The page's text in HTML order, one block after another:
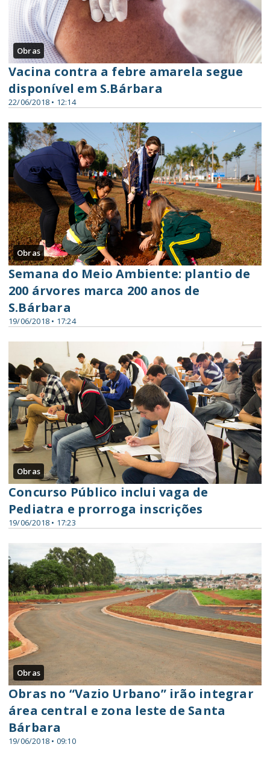
Obras
22/06/2018 • 12:14
Vacina contra a febre amarela segue
disponível em S.Bárbara
Obras
19/06/2018 • 17:24
Semana do Meio Ambiente: plantio de
200 árvores marca 200 anos de
S.Bárbara
Obras
19/06/2018 • 17:23
Concurso Público inclui vaga de
Pediatra e prorroga inscrições
Obras
19/06/2018 • 09:10
Obras no “Vazio Urbano” irão integrar
área central e zona leste de Santa
Bárbara